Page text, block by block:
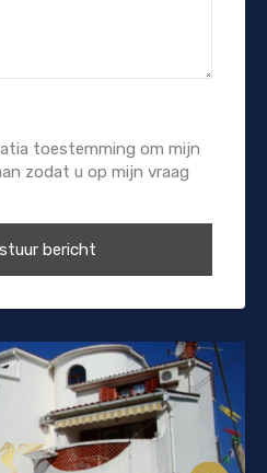
toestemming om mijn
zodat u op mijn vraag
bericht